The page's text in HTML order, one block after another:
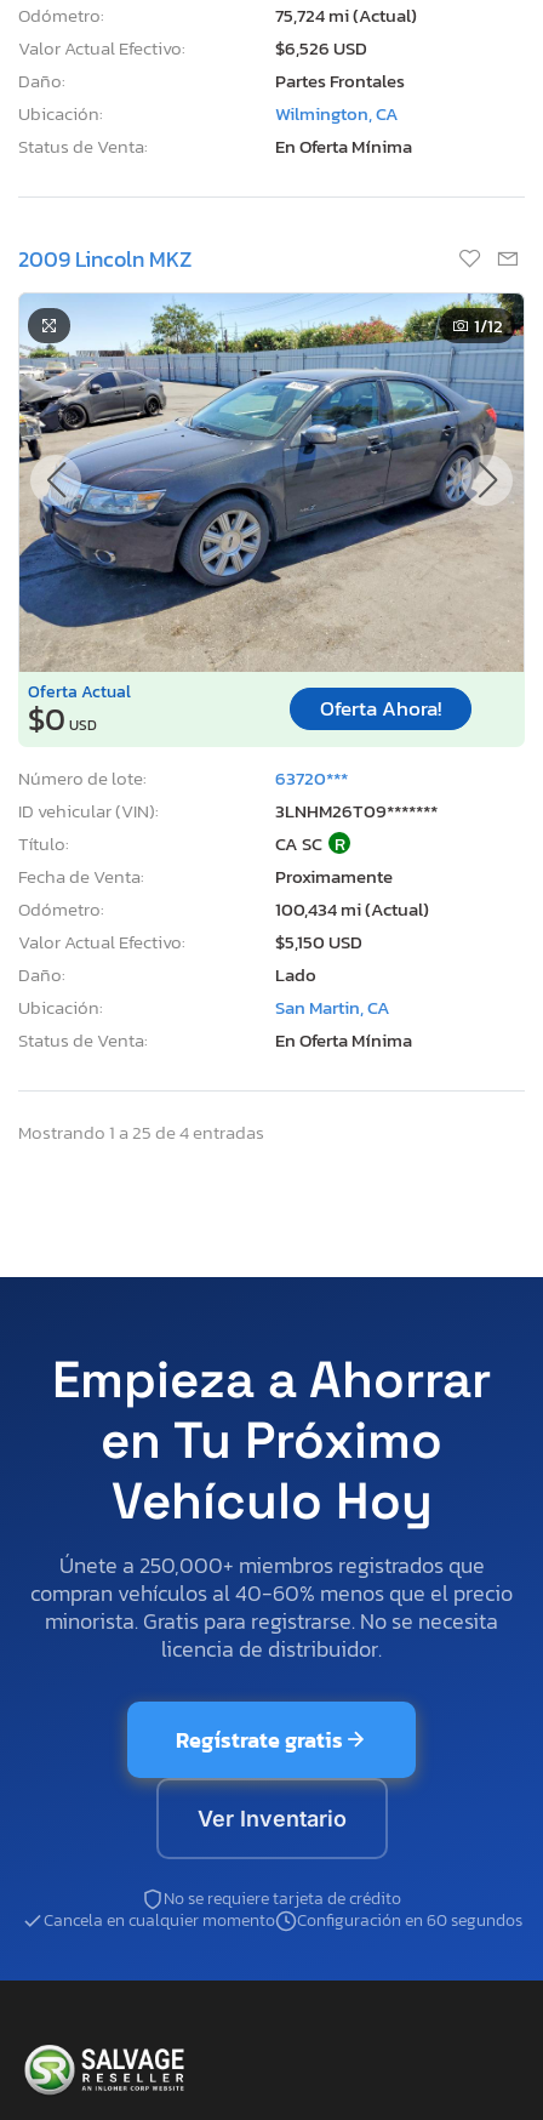
Odómetro:
75,724 mi (Actual)
Valor Actual Efectivo:
$6,526 USD
Daño:
Partes Frontales
Ubicación:
Wilmington, CA
Status de Venta:
En Oferta Mínima
2009 Lincoln MKZ
1/12
Oferta Actual
$0 USD
Oferta Ahora!
Número de lote:
63720***
ID vehicular (VIN):
3LNHM26T09*******
Título:
CA SC R
Fecha de Venta:
Proximamente
Odómetro:
100,434 mi (Actual)
Valor Actual Efectivo:
$5,150 USD
Daño:
Lado
Ubicación:
San Martin, CA
Status de Venta:
En Oferta Mínima
Mostrando 1 a 25 de 4 entradas
Empieza a Ahorrar
en Tu Próximo
Vehículo Hoy
Únete a 250,000+ miembros registrados que
compran vehículos al 40-60% menos que el precio
minorista. Gratis para registrarse. No se necesita
licencia de distribuidor.
Regístrate gratis
Ver Inventario
No se requiere tarjeta de crédito
Cancela en cualquier momento
Configuración en 60 segundos